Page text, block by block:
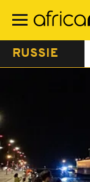
contenu
RUSSIE